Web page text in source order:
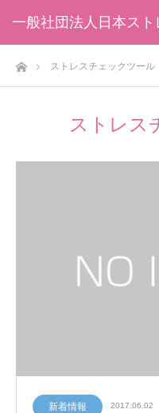
一般社団法人日本ス
ホームストレスチェックツール
ストレス
新着情報 2017.06.02